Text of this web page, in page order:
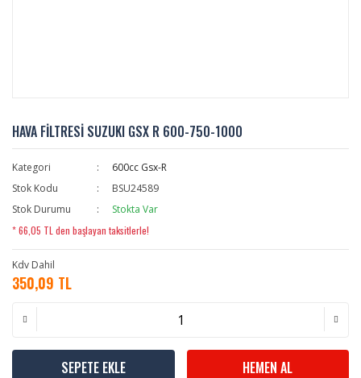
HAVA FİLTRESİ SUZUKI GSX R 600-750-1000
Kategori
600cc Gsx-R
Stok Kodu
BSU24589
Stok Durumu
Stokta Var
* 66,05 TL den başlayan taksitlerle!
Kdv Dahil
350,09 TL
SEPETE EKLE HEMEN AL